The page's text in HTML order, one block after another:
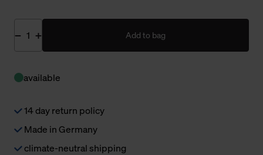
Add to bag
available
14 day return policy
Made in Germany
climate-neutral shipping